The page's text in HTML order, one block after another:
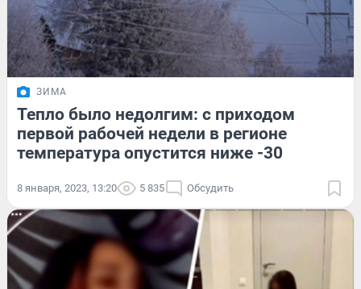
ЗИМА
Тепло было недолгим: с приходом
первой рабочей недели в регионе
температура опустится ниже -30
8 января, 2023, 13:20 5 835 Обсудить